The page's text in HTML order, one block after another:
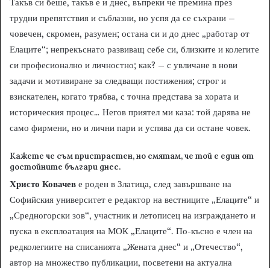
трудни препятствия и съблазни, но успя да се съхрани –
човечен, скромен, разумен; остана си и до днес „работар от
Елаците“; непрекъснато развиващ себе си, близките и колегите
си професионално и личностно; как? – с увличане в нови
задачи и мотивиране за следващи постижения; строг и
взискателен, когато трябва, с точна представа за хората и
историческия процес… Негов приятел ми каза: той дарява не
само фирмени, но и лични пари и успява да си остане човек.
Кажете че съм пристрастен, но смятам, че той е един от
достойните българи днес.
Христо Ковачев е роден в Златица, след завършване на
Софийския университет е редактор на вестниците „Елаците“ и
„Средногорски зов“, участник и летописец на изграждането и
пуска в експлоатация на МОК „Елаците“. По-късно е член на
редколегиите на списанията „Жената днес“ и „Отечество“,
автор на множество публикации, посветени на актуална